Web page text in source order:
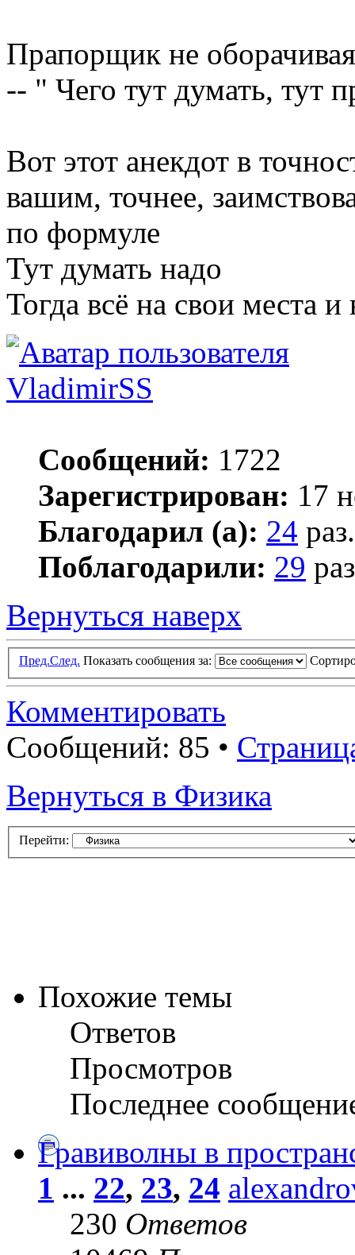
Прапорщик не
-- " Чего тут думать, тут
Вот этот анекдот в
вашим, точнее,
по формуле
Тут думать надо
Тогда всё на свои места и
VladimirSS
Сообщений: 1722
Зарегистрирован: 17
Благодарил (а): 24 раз.
Поблагодарили: 29
Вернуться наверх
Пред.След. Показать сообщения за:
Комментировать
Сообщений: 85 •
Вернуться в Физика
Перейти:
Похожие темы
Ответов
Просмотров
Последнее
Гравиволны в
1 ... 22, 23, 24
230 Ответов